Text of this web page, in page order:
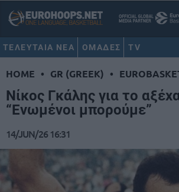
ΤΕΛΕΥΤΑΙΑ ΝΕΑ ΟΜΑΔΕΣ TV
HOME • GR (GREEK) •
Νίκος Γκάλης για το
“Ενωμένοι μπορούμε”
14/JUN/26 16:31